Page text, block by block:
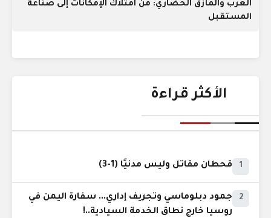
العرب والمأزق الحضاري: من امتلاك الإمكانات إلى صناعة
المستقبل
الأكثر قراءة
1 قحطان مقاتل وليس مدنيًا (1-3)
2
جمود دبلوماسي وتجريف إداري... سفارة اليمن في
روسيا خارج نطاق الخدمة السيادية..!